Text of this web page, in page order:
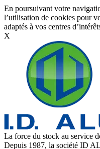
En poursuivant votre
l’utilisation de cookies pour
adaptés à vos centres
X
La force du stock au service
Depuis 1987, la société ID